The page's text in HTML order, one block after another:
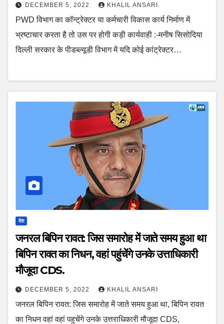
DECEMBER 5, 2022 KHALIL ANSARI
PWD विभाग का कॉन्ट्रेक्टर या कर्मचारी विकास कार्य निर्माण में
भ्रष्टाचार करता है तो उस पर होगी कड़ी कार्यवाही :-मनीष सिसोदिया
दिल्ली सरकार के पीडब्ल्यूडी विभाग में यदि कोई कांट्रेक्टर…
देश
जनरल बिपिन रावत: जिस समारोह में जाते समय हुआ था
बिपिन रावत का निधन, वहां पहुंचेंगे उनके उत्ताधिकारी
मौजूदा CDS.
DECEMBER 5, 2022 KHALIL ANSARI
जनरल बिपिन रावत: जिस समारोह में जाते समय हुआ था, बिपिन रावत
का निधन वहां वहां पहुचेंगे उनके उत्तराधिकारी मौजूदा CDS,